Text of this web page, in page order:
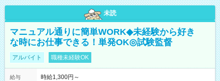
未読
マニュアル通りに簡単WORK◆未経験から好き
な時にお仕事できる！単発OK◎試験監督
アルバイト 職種未経験OK
給与
時給1,300円～